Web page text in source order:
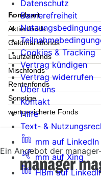
Fondsart
Aktienfonds
Geldmarktfonds
Laufzeitfonds
Mischfonds
Rentenfonds
Sonstige
wertgesicherte Fonds
Ein Angebot der
Datenschutz
Barrierefreiheit
Cookies & Tracking
Vertrag kündigen
Vertrag widerrufen
Über uns
Kontakt
Hilfe
Text- &
mm auf LinkedIn
mm auf Xing
HBm auf